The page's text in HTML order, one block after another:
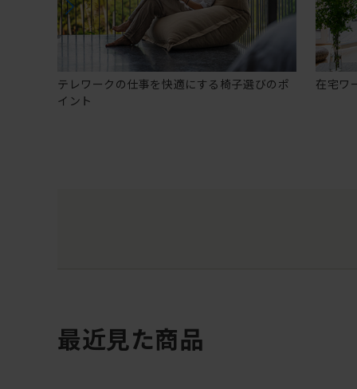
テレワークの仕事を快適にする椅子選びのポ
イント
在宅ワ
最近見た商品